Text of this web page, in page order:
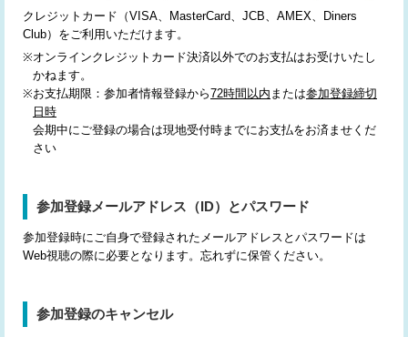
クレジットカード（VISA、MasterCard、JCB、AMEX、Diners
Club）をご利用いただけます。
※オンラインクレジットカード決済以外でのお支払はお受けいたし
かねます。
※お支払期限：参加者情報登録から72時間以内 または参加登録締切
日時
会期中にご登録の場合は現地受付時までにお支払をお済ませくだ
さい
参加登録メールアドレス（ID）とパスワード
参加登録時にご自身で登録されたメールアドレスとパスワードは
Web視聴の際に必要となります。忘れずに保管ください。
参加登録のキャンセル